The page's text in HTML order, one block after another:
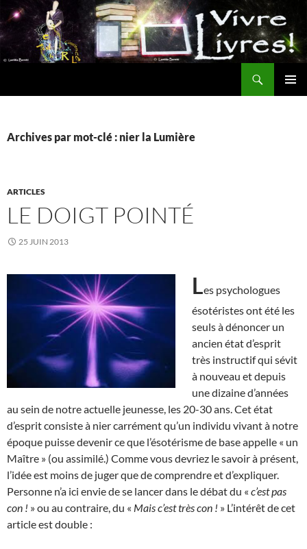
Aller
au
contenu
Archives par mot-clé : nier la Lumière
ARTICLES
LE DOIGT POINTÉ
25 JUIN 2013
Les psychologues
ésotéristes ont été les
seuls à dénoncer un
ancien état d’esprit
très instructif qui sévit
à nouveau et depuis
une dizaine d’années
au sein de notre actuelle jeunesse, les 20-30 ans. Cet état
d’esprit consiste à nier carrément qu’un individu vivant à notre
époque puisse devenir ce que l’ésotérisme de base appelle « un
Maître » (ou assimilé.) Comme vous devriez le savoir à présent,
l’idée est moins de juger que de comprendre et d’expliquer.
Personne n’a ici envie de se lancer dans le débat du « c’est pas
con ! » ou au contraire, du « Mais c’est très con ! » L’intérêt de cet
article est double :